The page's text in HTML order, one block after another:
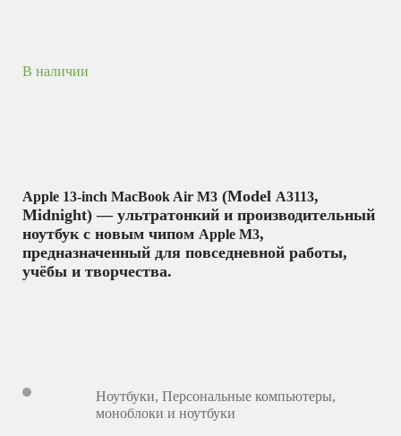
В наличии
Apple 13‑inch MacBook Air M3 (Model A3113,
Midnight) — ультратонкий и производительный
ноутбук с новым чипом Apple M3,
предназначенный для повседневной работы,
учёбы и творчества.
Ноутбуки, Персональные компьютеры,
моноблоки и ноутбуки